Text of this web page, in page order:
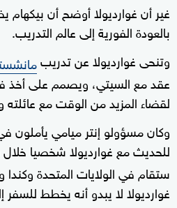
غير أن غوارديولا أوضح أن بيكهام
بالعودة الفورية إلى عالم التدريب.
وتنحى غوارديولا عن تدريب
عقد مع السيتي، ويصمم على أخذ
لقضاء المزيد من الوقت مع عائلته
وكان مسؤولو إنتر ميامي يأملون
للحديث مع غوارديولا شخصيا
ستقام في الولايات المتحدة
غوارديولا لا يبدو أنه يخطط